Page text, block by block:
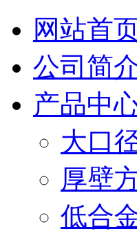
网站首
公司简
产品中
大口
厚壁
低合